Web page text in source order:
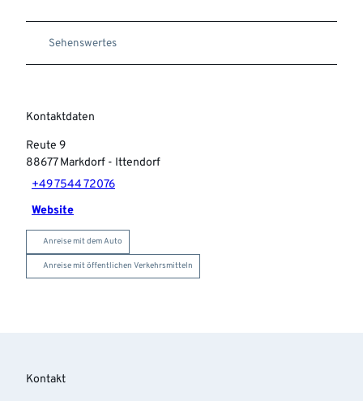
Sehenswertes
Kontaktdaten
Reute 9
88677Markdorf - Ittendorf
+49 7544 72076
Website
Anreise mit dem Auto
Anreise mit öffentlichen Verkehrsmitteln
Kontakt